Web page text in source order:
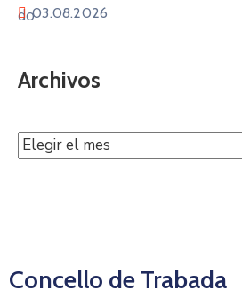
03.08.2026
Archivos
Concello de Trabada